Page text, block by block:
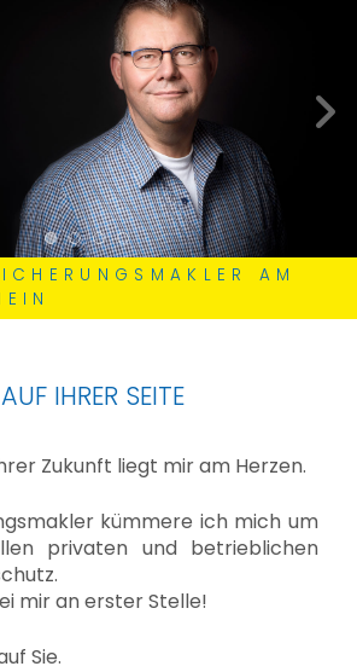
AM
IHRER SEITE
Zukunft liegt mir am Herzen.
kümmere ich mich um
privaten und betrieblichen
mir an erster Stelle!
Sie.